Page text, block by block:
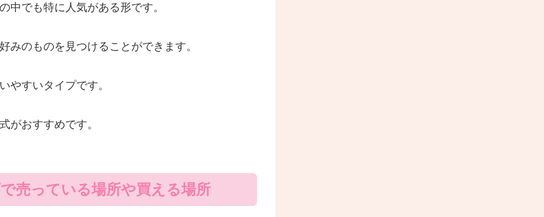
の中でも特に人気がある形です。
みのものを見つけることができます。
やすいタイプです。
がおすすめです。
売っている場所や買える場所